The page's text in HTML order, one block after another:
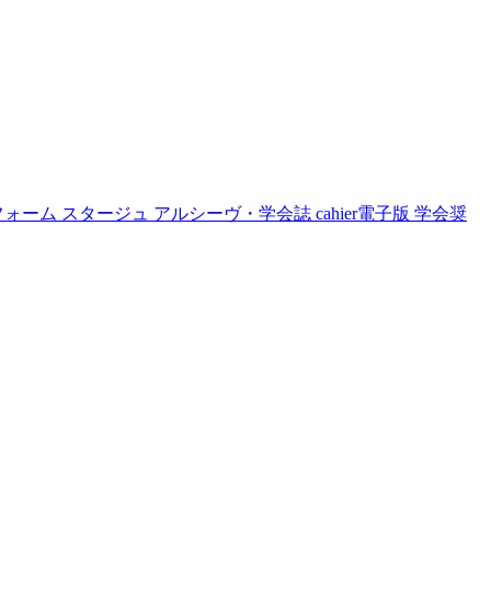
ーム スタージュ アルシーヴ・学会誌 cahier電子版 学会奨